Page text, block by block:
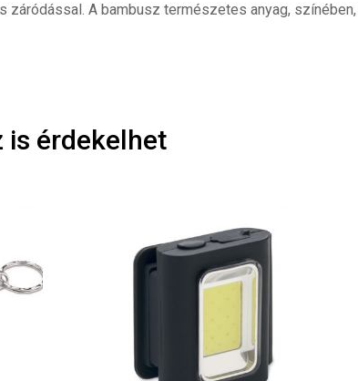
A bambusz természetes anyag,
is érdekelhet